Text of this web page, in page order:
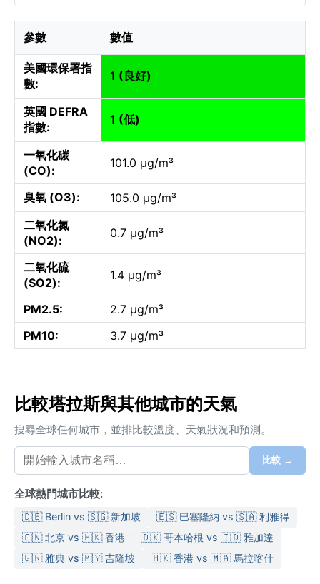
參數 數值
美國環保署指
數:
1 (良好)
英國 DEFRA
指數:
1 (低)
一氧化碳
(CO):
101.0 µg/m³
臭氧 (O3):
105.0 µg/m³
二氧化氮
(NO2):
0.7 µg/m³
二氧化硫
(SO2):
1.4 µg/m³
PM2.5:
2.7 µg/m³
PM10:
3.7 µg/m³
比較塔拉斯與其他城市的天氣
搜尋全球任何城市，並排比較溫度、天氣狀況和預測。
比較 →
全球熱門城市比較:
🇩🇪 Berlin vs 🇸🇬 新加坡
🇪🇸 巴塞隆納 vs 🇸🇦 利雅得
🇨🇳 北京 vs 🇭🇰 香港
🇩🇰 哥本哈根 vs 🇮🇩 雅加達
🇬🇷 雅典 vs 🇲🇾 吉隆坡
🇭🇰 香港 vs 🇲🇦 馬拉喀什